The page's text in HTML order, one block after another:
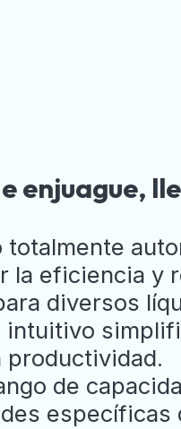
enjuague,
totalmente
la eficiencia y
diversos
intuitivo
productividad.
de
específicas